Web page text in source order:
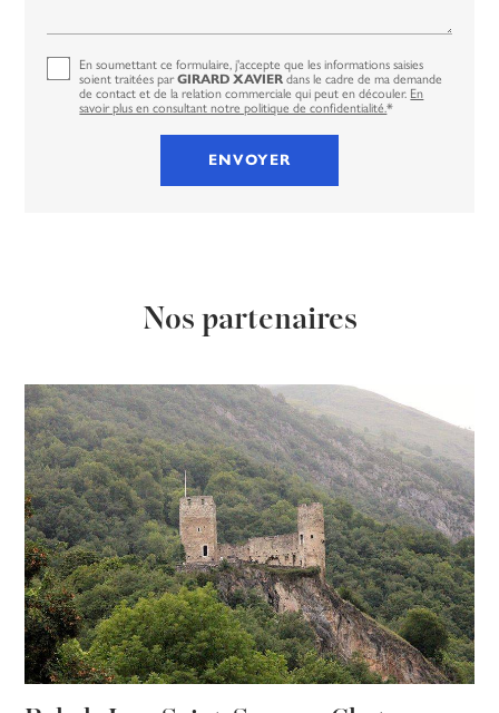
En soumettant ce formulaire, j'accepte que les informations saisies
soient traitées parGIRARD XAVIER dans le cadre de ma demande
de contact et de la relation commerciale qui peut en découler. En
savoir plus en consultant notre politique de confidentialité.*
Nos partenaires